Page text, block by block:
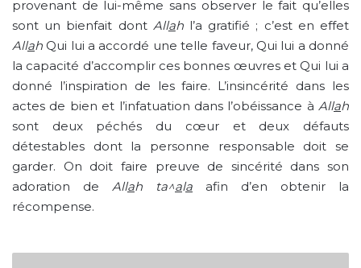
provenant de lui-même sans observer le fait qu’elles
sont un bienfait dont Allah l’a gratifié ; c’est en effet
Allah Qui lui a accordé une telle faveur, Qui lui a donné
la capacité d’accomplir ces bonnes œuvres et Qui lui a
donné l’inspiration de les faire. L’insincérité dans les
actes de bien et l’infatuation dans l’obéissance à Allah
sont deux péchés du cœur et deux défauts
détestables dont la personne responsable doit se
garder. On doit faire preuve de sincérité dans son
adoration de Allah ta^ala afin d’en obtenir la
récompense.